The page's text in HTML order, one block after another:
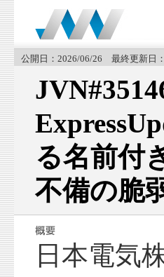
公開日：2026/06/26 最終更新日
る名前付
不備の脆
日本電気